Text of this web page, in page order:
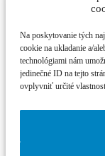
Na poskytovanie tých
cookie na ukladanie a/
technológiami nám
jedinečné ID na tejto
ovplyvniť určité
čítaj ďalej
Zažite
čítaj ďalej